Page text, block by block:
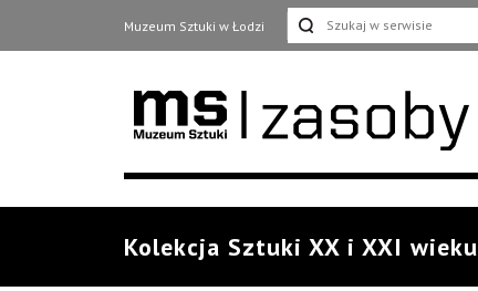
Muzeum Sztuki w Łodzi
Kolekcja Sztuki XX i XXI wieku